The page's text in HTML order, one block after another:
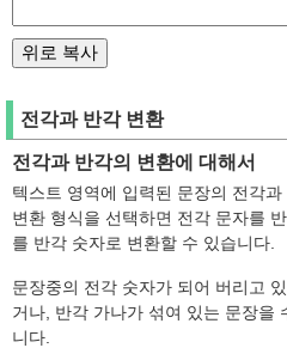
전각과 반각 변환
전각과 반각의 변환에 대해서
텍스트 영역에 입력된 문장의 전각과
변환 형식을 선택하면 전각 문자를
를 반각 숫자로 변환할 수 있습니다.
문장중의 전각 숫자가 되어 버리고
거나, 반각 가나가 섞여 있는 문장을
니다.